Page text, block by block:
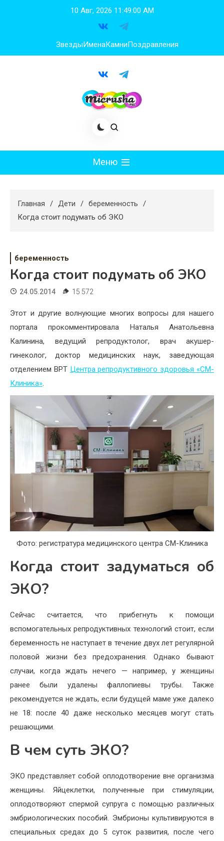
10 Авг, 2026 11:49:01 AM
ЗвездыИменаКамниПоздравления
Меню
Худеем
Свадьба
Дом
Жизнь
Хобби
Красота
Главная Дети
беременность
Когда стоит подумать об ЭКО
беременность
Когда стоит подумать об ЭКО
24.05.2014 15 572
Этот и другие волнующие многих вопросы для нашего
портала прокомментировала Наталья Анатольевна
Калинина, ведущий репродуктолог, врач акушер-
гинеколог, доктор медицинских наук, заведующая
отделением ВРТ Центра репродуктивного здоровья «СМ-
Клиника».
Фото: регистратура медицинского центра СМ-Клиника
Когда стоит задуматься об
ЭКО?
Сейчас считается, что прибегнуть к помощи
вспомогательных репродуктивных технологий стоит, если
беременность не наступает в течение двух лет регулярной
половой жизни без предохранения. Однако бывают
случаи, когда ждать нечего — например, у женщины
ранее были удалены фаллопиевы трубы. Также
рекомендуется не ждать, если будущей маме уже далеко
не 18: после 40 даже несколько месяцев могут стать
решающими.
В чем суть ЭКО?
ЭКО представляет собой оплодотворение вне организма
женщины. Яйцеклетки, полученные при стимуляции,
оплодотворяют спермой супруга с помощью различных
эмбриологических пособий. Эмбрионы культивируются в
специальных средах до 5 суток развития, после чего